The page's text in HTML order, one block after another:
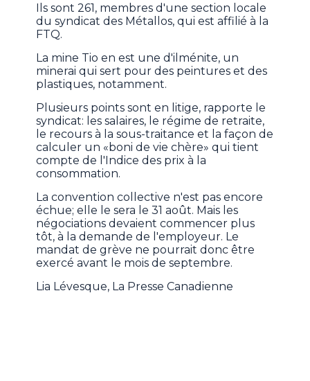
Ils sont 261, membres d'une section locale
du syndicat des Métallos, qui est affilié à la
FTQ.
La mine Tio en est une d'ilménite, un
minerai qui sert pour des peintures et des
plastiques, notamment.
Plusieurs points sont en litige, rapporte le
syndicat: les salaires, le régime de retraite,
le recours à la sous-traitance et la façon de
calculer un «boni de vie chère» qui tient
compte de l'Indice des prix à la
consommation.
La convention collective n'est pas encore
échue; elle le sera le 31 août. Mais les
négociations devaient commencer plus
tôt, à la demande de l'employeur. Le
mandat de grève ne pourrait donc être
exercé avant le mois de septembre.
Lia Lévesque, La Presse Canadienne